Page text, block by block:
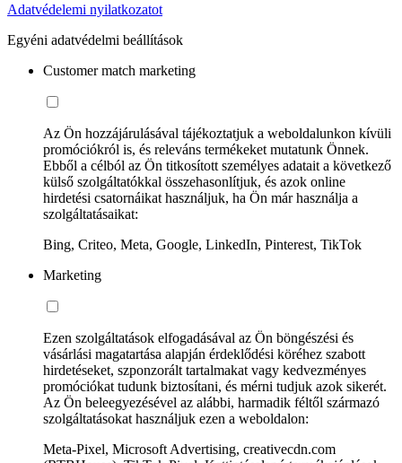
Adatvédelemi nyilatkozatot
Egyéni adatvédelmi beállítások
Customer match marketing
Az Ön hozzájárulásával tájékoztatjuk a weboldalunkon kívüli
promóciókról is, és releváns termékeket mutatunk Önnek.
Ebből a célból az Ön titkosított személyes adatait a következő
külső szolgáltatókkal összehasonlítjuk, és azok online
hirdetési csatornáikat használjuk, ha Ön már használja a
szolgáltatásaikat:
Bing, Criteo, Meta, Google, LinkedIn, Pinterest, TikTok
Marketing
Ezen szolgáltatások elfogadásával az Ön böngészési és
vásárlási magatartása alapján érdeklődési köréhez szabott
hirdetéseket, szponzorált tartalmakat vagy kedvezményes
promóciókat tudunk biztosítani, és mérni tudjuk azok sikerét.
Az Ön beleegyezésével az alábbi, harmadik féltől származó
szolgáltatásokat használjuk ezen a weboldalon:
Meta-Pixel, Microsoft Advertising, creativecdn.com